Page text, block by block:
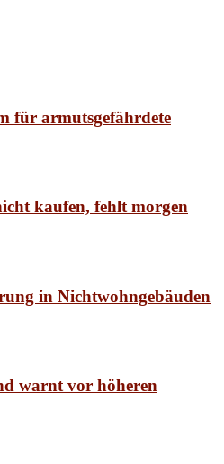
für armutsgefährdete
kaufen, fehlt morgen
in Nichtwohngebäuden
warnt vor höheren